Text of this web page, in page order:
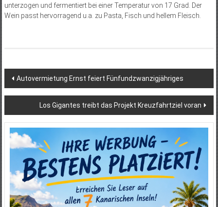
unterzogen und fermentiert bei einer Temperatur von 17 Grad. Der
Wein passt hervorragend u.a. zu Pasta, Fisch und hellem Fleisch.
Beitragsnavigation
Autovermietung Ernst feiert Fünfundzwanzigjähriges
Los Gigantes treibt das Projekt Kreuzfahrtziel voran